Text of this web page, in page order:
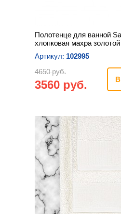
Полотенце для ванной
хлопковая махра
Артикул: 102995
4650 руб.
3560 руб.